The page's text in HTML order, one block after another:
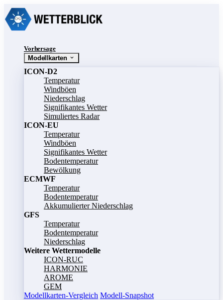
Vorhersage
Modellkarten
ICON-D2
Temperatur
Windböen
Niederschlag
Signifikantes Wetter
Simuliertes Radar
ICON-EU
Temperatur
Windböen
Signifikantes Wetter
Bodentemperatur
Bewölkung
ECMWF
Temperatur
Bodentemperatur
Akkumulierter Niederschlag
GFS
Temperatur
Bodentemperatur
Niederschlag
Weitere Wettermodelle
ICON-RUC
HARMONIE
AROME
GEM
Modellkarten-Vergleich Modell-Snapshot